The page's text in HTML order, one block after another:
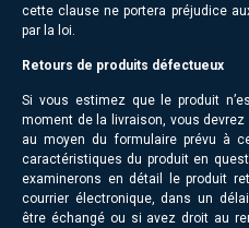
cette clause ne portera préjudice
par la loi.
Retours de produits défectueux
Si vous estimez que le produit
moment de la livraison, vous
au moyen du formulaire prévu à
caractéristiques du produit en
examinerons en détail le produit
courrier électronique, dans un
être échangé ou si avez droit au